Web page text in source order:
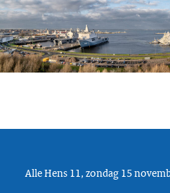
Alle Hens 11, zondag 15